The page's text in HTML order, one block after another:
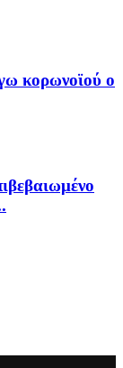
κορωνοϊού ο